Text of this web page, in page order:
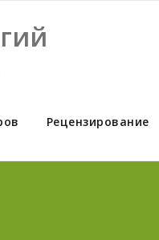
Рецензирование